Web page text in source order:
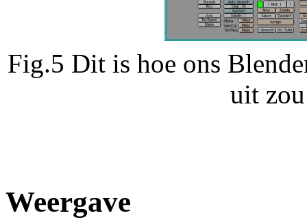
Fig.5 Dit is hoe ons
uit
Weergave